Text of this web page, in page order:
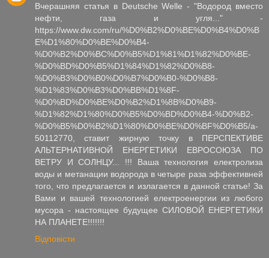
Вчерашняя статья в Deutsche Welle - "Водород вместо
нефти, газа и угля..." -
https://www.dw.com/ru/%D0%B2%D0%BE%D0%B4%D0%B
E%D1%80%D0%BE%D0%B4-
%D0%B2%D0%BC%D0%B5%D1%81%D1%82%D0%BE-
%D0%BD%D0%B5%D1%84%D1%82%D0%B8-
%D0%B3%D0%B0%D0%B7%D0%B0-%D0%B8-
%D1%83%D0%B3%D0%BB%D1%8F-
%D0%BD%D0%BE%D0%B2%D1%8B%D0%B9-
%D1%82%D1%80%D0%B5%D0%BD%D0%B4-%D0%B2-
%D0%B5%D0%B2%D1%80%D0%BE%D0%BF%D0%B5/a-
50112770, ставит жирную точку в ПЕРСПЕКТИВЕ
АЛЬТЕРНАТИВНОЙ ЕНЕРГЕТИКИ ЕВРОСОЮЗА ПО
ВЕТРУ И СОЛНЦУ... !!! Ваша технология електролиза
воды и метанации водорода в четыре раза эффективней
того, что предлагается и излагается в данной статье! За
Вами и вашей технологией електроенергии из любого
мусора - настоящее будущее СИЛОВОЙ ЕНЕРГЕТИКИ
НА ПЛАНЕТЕ!!!!!!!
Відповісти